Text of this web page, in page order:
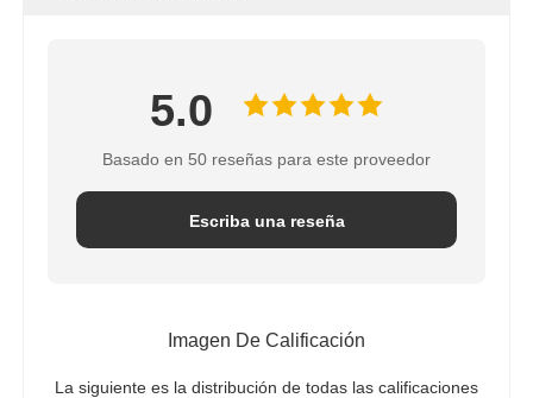
5.0
Basado en 50 reseñas para este proveedor
Escriba una reseña
Imagen De Calificación
La siguiente es la distribución de todas las calificaciones